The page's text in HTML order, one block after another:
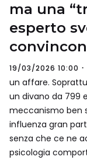
ma una
esperto
19/03/2026 10:00
un affare.
un divano da 799
meccanismo ben
influenza gran
senza che ce ne
psicologia